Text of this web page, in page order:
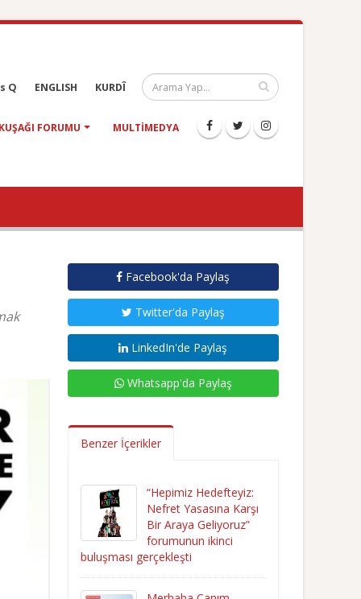
Q ENGLISH KURDÎ
FORUMU MULTIMEDYA
Facebook'da Paylaş
Twitter'da Paylaş
LinkedIn'de Paylaş
Whatsapp'da Paylaş
Benzer İçerikler
“Hepimiz Hedefteyiz:
Nefret Yasasına Karşı
Bir Araya Geliyoruz”
forumunun ikinci
buluşması gerçekleşti